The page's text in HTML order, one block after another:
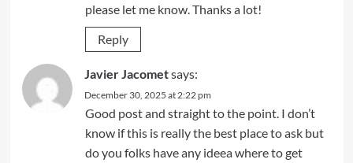
please let me know. Thanks a lot!
Reply
Javier Jacometsays:
December 30, 2025 at 2:22 pm
Good post and straight to the point. I don’t
know if this is really the best place to ask but
do you folks have any ideea where to get